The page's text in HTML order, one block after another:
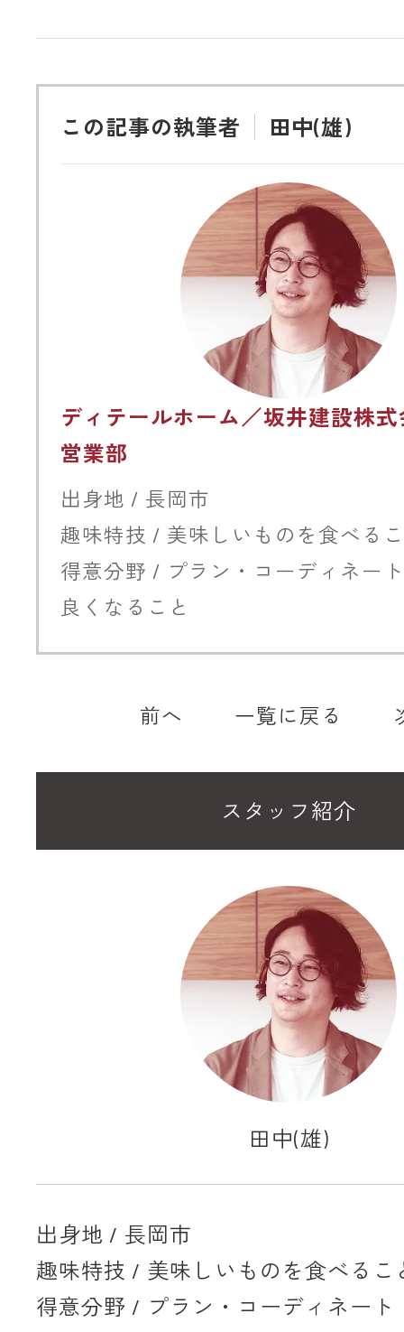
この記事の執筆者 田中(雄)
ディテールホーム／坂井建設株
営業部
出身地 / 長岡市
趣味特技 / 美味しいものを食べる
得意分野 / プラン・コーディネー
良くなること
前へ 一覧に戻る
スタッフ紹介
田中(雄)
出身地 / 長岡市
趣味特技 / 美味しいものを食べるこ
得意分野 / プラン・コーディネート